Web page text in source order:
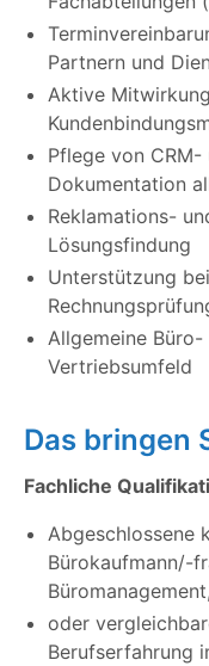
Partnern und
Aktive
Pflege von CRM-
Dokumentation
Reklamations-
Lösungsfindung
Unterstützung
Allgemeine
Vertriebsumfeld
Das bringen
Fachliche
Abgeschlossene
Bürokaufmann/-
oder
Berufserfahrung